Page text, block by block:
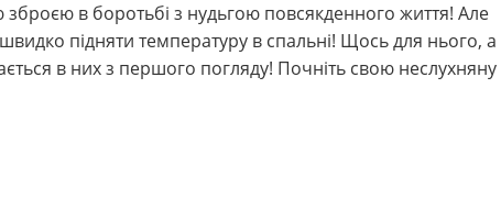
в боротьбі з нудьгою повсякденного життя! Але
підняти температуру в спальні! Щось для нього, а
в них з першого погляду! Почніть свою неслухняну